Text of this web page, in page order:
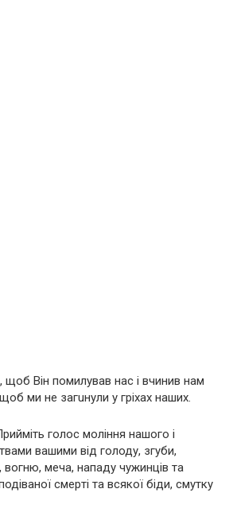
щоб Він помилував нас і вчинив нам
ми не загuнули у гріхах наших.
голос моління нашого і
вашими від голоду, згyби,
вoгню, мeча, нaпаду чужинців та
смepті та всякої біди, смутку